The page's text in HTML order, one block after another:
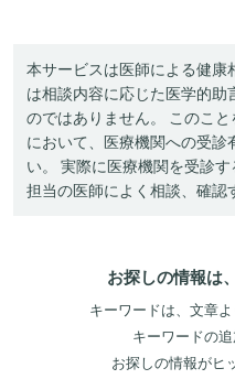
本サービスは医師による健康
は相談内容に応じた医学的助
のではありません。 このこ
において、医療機関への受診
い。 実際に医療機関を受診す
担当の医師によく相談、確認
お探しの情報は
キーワードは、文章
キーワードの追
お探しの情報がヒ